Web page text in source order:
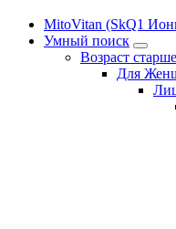
MitoVitan (SkQ1
Умный поиск
Возраст
Для